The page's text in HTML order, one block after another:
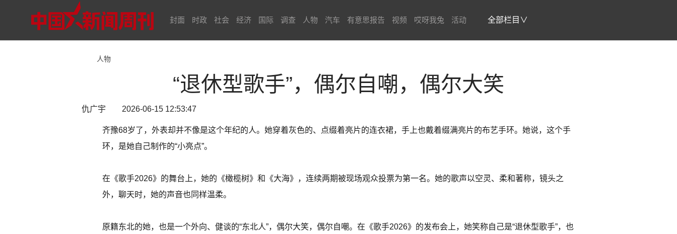
封面 时政 社会 经济 国际 调查 人物 汽车 有意思报告 视频 哎呀我兔 活动 全部栏目∨
人物
“退休型歌手”，偶尔自嘲，偶尔大笑
仇广宇 2026-06-15 12:53:47
齐豫68岁了，外表却并不像是这个年纪的人。她穿着灰色的、点缀着亮片的连衣裙，手上也戴着缀满亮片的布艺手环。她说，这个手
环，是她自己制作的“小亮点”。
在《歌手2026》的舞台上，她的《橄榄树》和《大海》，连续两期被现场观众投票为第一名。她的歌声以空灵、柔和著称，镜头之
外，聊天时，她的声音也同样温柔。
原籍东北的她，也是一个外向、健谈的“东北人”，偶尔大笑，偶尔自嘲。在《歌手2026》的发布会上，她笑称自己是“退休型歌手”，也